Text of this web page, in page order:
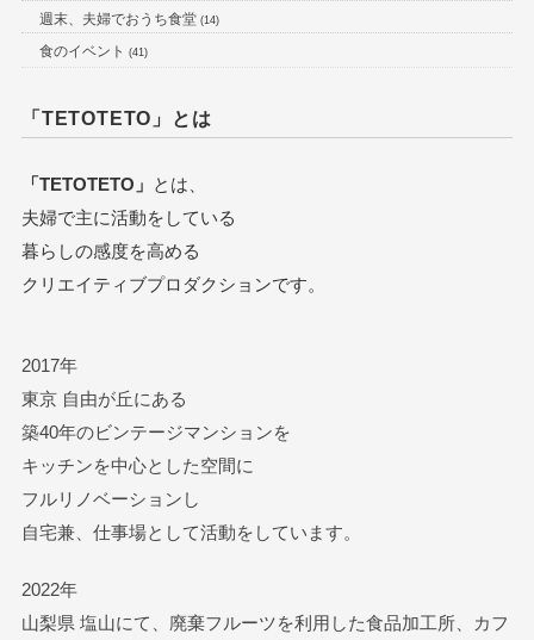
週末、夫婦でおうち食堂(14)
食のイベント (41)
「TETOTETO」とは
「TETOTETO」 とは、
夫婦で主に活動をしている
暮らしの感度を高める
クリエイティブプロダクションです。
2017年
東京 自由が丘にある
築40年のビンテージマンションを
キッチンを中心とした空間に
フルリノベーションし
自宅兼、仕事場として活動をしています。
2022年
山梨県 塩山にて、廃棄フルーツを利用した食品加工所、カフ